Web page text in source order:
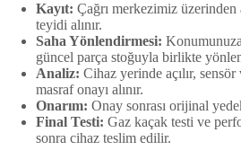
Kayıt: Çağrı merkezimiz üzerinden
teyidi alınır.
Saha Yönlendirmesi:
güncel parça stoğuyla birlikte
Analiz: Cihaz yerinde açılır,
masraf onayı alınır.
Onarım: Onay sonrası orijinal
Final Testi: Gaz kaçak testi ve
sonra cihaz teslim edilir.